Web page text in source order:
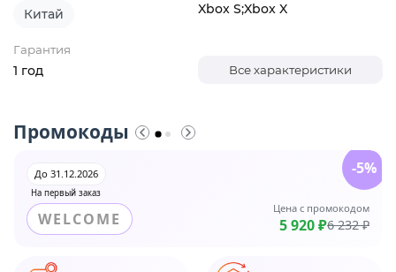
Китай Xbox S;Xbox X
Гарантия
1 год Все характеристики
Промокоды
На первый заказ
До 31.12.2026
WELCOME
Цена с промокодом
5 920 ₽6 232 ₽
-5%